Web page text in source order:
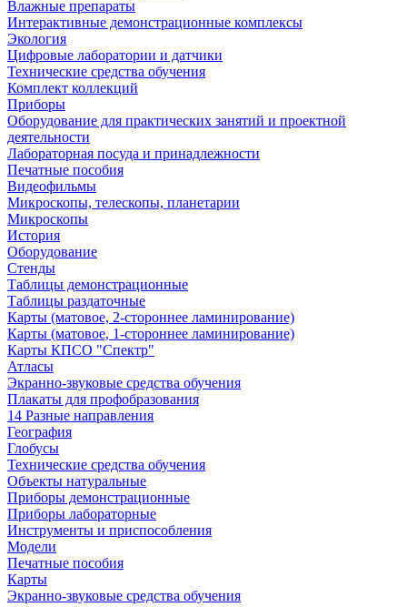
Влажные препараты
Интерактивные демонстрационные комплексы
Экология
Цифровые лаборатории и датчики
Технические средства обучения
Комплект коллекций
Приборы
Оборудование для практических занятий и проектной
деятельности
Лабораторная посуда и принадлежности
Печатные пособия
Видеофильмы
Микроскопы, телескопы, планетарии
Микроскопы
История
Оборудование
Стенды
Таблицы демонстрационные
Таблицы раздаточные
Карты (матовое, 2-стороннее ламинирование)
Карты (матовое, 1-стороннее ламинирование)
Карты КПСО "Спектр"
Атласы
Экранно-звуковые средства обучения
Плакаты для профобразования
14 Разные направления
География
Глобусы
Технические средства обучения
Объекты натуральные
Приборы демонстрационные
Приборы лабораторные
Инструменты и приспособления
Модели
Печатные пособия
Карты
Экранно-звуковые средства обучения